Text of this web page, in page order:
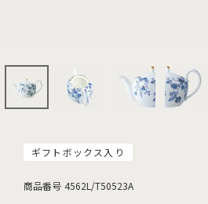
ギフトボックス入り
商品番号 4562L/T50523A